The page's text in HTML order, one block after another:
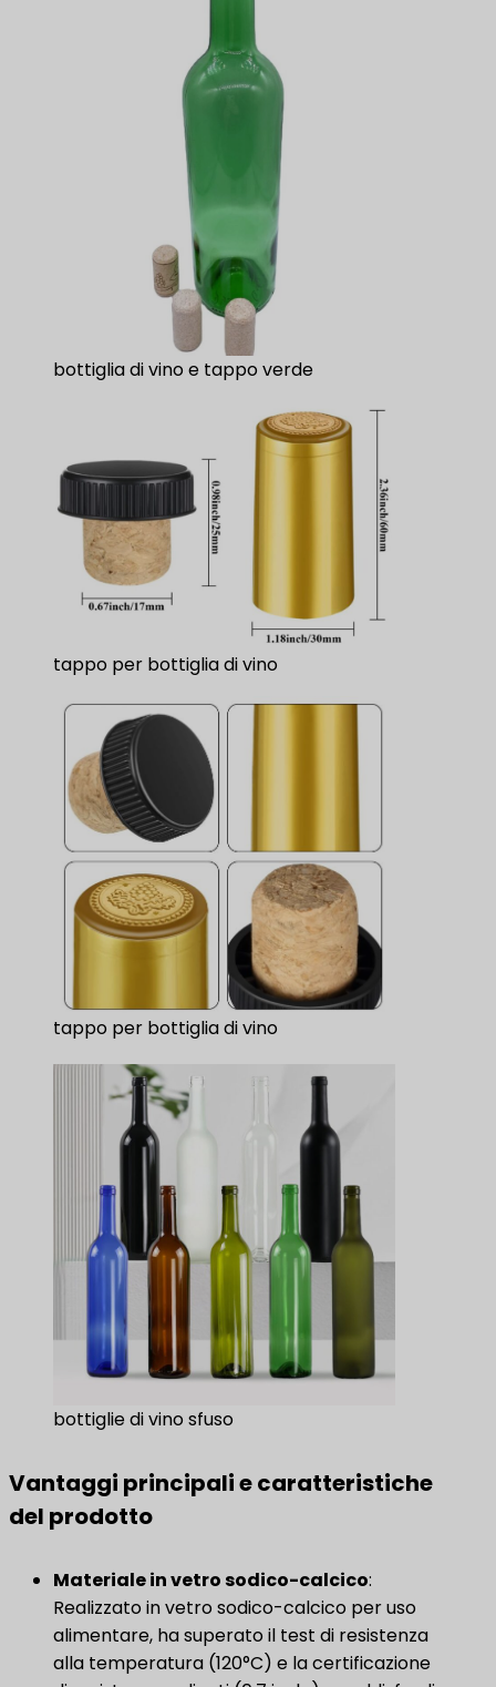
bottiglia di vino e tappo verde
tappo per bottiglia di vino
tappo per bottiglia di vino
bottiglie di vino sfuso
Vantaggi principali e caratteristiche
del prodotto
Materiale in vetro sodico-calcico:
Realizzato in vetro sodico-calcico per uso
alimentare, ha superato il test di resistenza
alla temperatura (120°C) e la certificazione